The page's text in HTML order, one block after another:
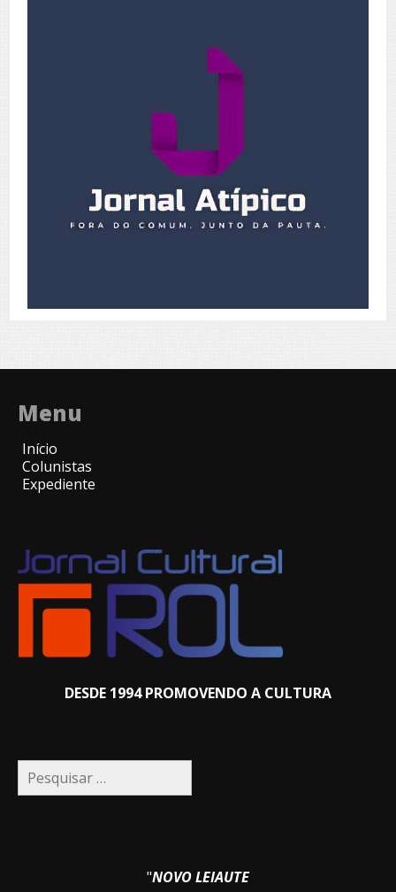
Menu
Início
Colunistas
Expediente
DESDE 1994 PROMOVENDO A CULTURA
Pesquisar
por:
"NOVO LEIAUTE